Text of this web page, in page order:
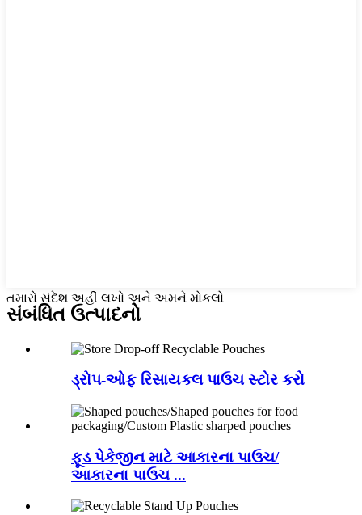
તમારો સંદેશ અહીં લખો અને અમને મોકલો
સંબંધિત ઉત્પાદનો
ડ્રોપ-ઓફ રિસાયકલ પાઉચ સ્ટોર કરો
ફૂડ પેકેજીન માટે આકારના પાઉચ/
આકારના પાઉચ ...